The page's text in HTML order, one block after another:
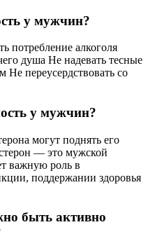
у мужчин?
потребление алкоголя
душа Не надевать тесные
переусердствовать со
у мужчин?
могут поднять его
— это мужской
важную роль в
поддержании здоровья
быть активно